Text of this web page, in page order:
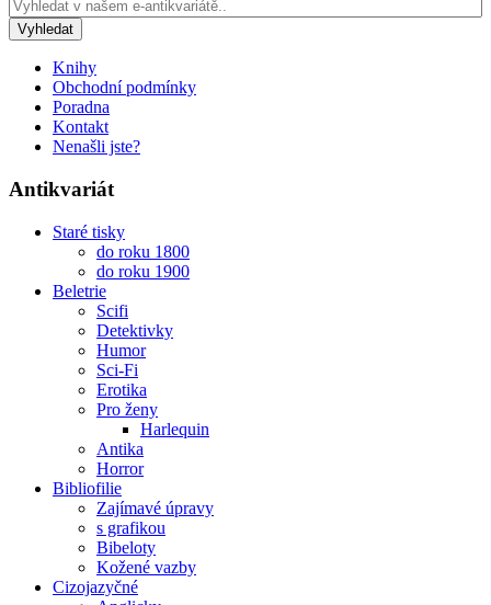
Vyhledat
Knihy
Obchodní podmínky
Poradna
Kontakt
Nenašli jste?
Antikvariát
Staré tisky
do roku 1800
do roku 1900
Beletrie
Scifi
Detektivky
Humor
Sci-Fi
Erotika
Pro ženy
Harlequin
Antika
Horror
Bibliofilie
Zajímavé úpravy
s grafikou
Bibeloty
Kožené vazby
Cizojazyčné